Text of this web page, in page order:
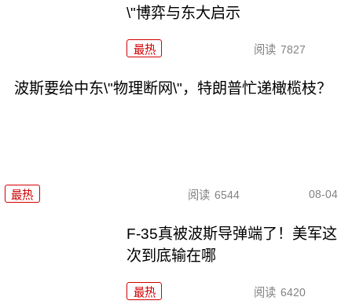
\"博弈与东大启示
最热 阅读 7827
波斯要给中东\"物理断网\"，特朗普忙递橄榄枝？
最热 阅读 6544 08-04
F-35真被波斯导弹端了！美军这
次到底输在哪
最热 阅读 6420